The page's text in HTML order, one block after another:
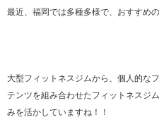
最近、福岡では多種多様で、おすすめ
大型フィットネスジムから、個人的な
テンツを組み合わせたフィットネスジ
みを活かしていますね！！